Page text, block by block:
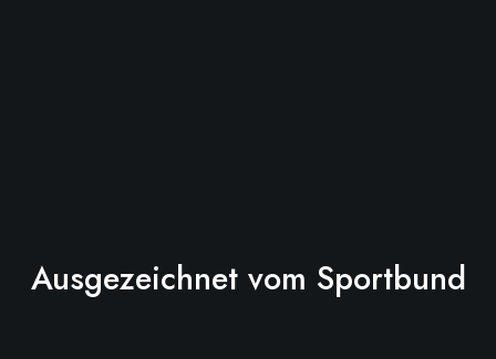
Ausgezeichnet vom Sportbund